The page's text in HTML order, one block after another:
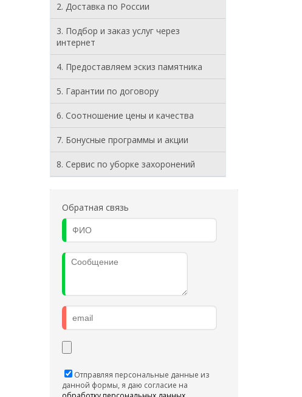
2. Доставка по России
3. Подбор и заказ услуг через
интернет
4. Предоставляем эскиз памятника
5. Гарантии по договору
6. Соотношение цены и качества
7. Бонусные программы и акции
8. Cервис по уборке захоронений
Обратная связь
Отправляя персональные данные из
данной формы, я даю согласие на